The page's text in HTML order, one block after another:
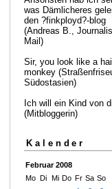
was Dämlicheres
den ?finkployd?-blog
(Andreas B.,
Mail)
Sir, you look like a
monkey
Südostasien)
Ich will ein Kind von
(Mitbloggerin)
Kalender
Februar 2008
Mo
Di Mi Do Fr Sa So